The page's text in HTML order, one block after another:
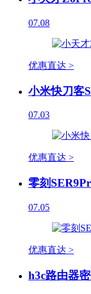
07.08
优惠直达 >
小米快刀客
07.03
优惠直达 >
零刻
07.05
优惠直达 >
h3c路由器